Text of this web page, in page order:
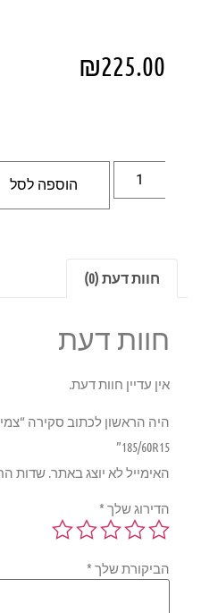
₪225.00
הוספה לסל
חוות דעת (0)
חוות דעת
אין עדיין חוות דעת.
185/60R15”
האימייל לא יוצג באתר.שדות
הדירוג שלך*
הביקורת שלך*